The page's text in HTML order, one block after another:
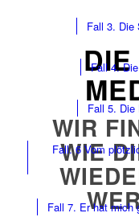
Fall 3. Die
Fall 4.
Fall 5. Die
Fall. 6 Vom
Fall 7. Er hat mich
DIE
WIR
WIE